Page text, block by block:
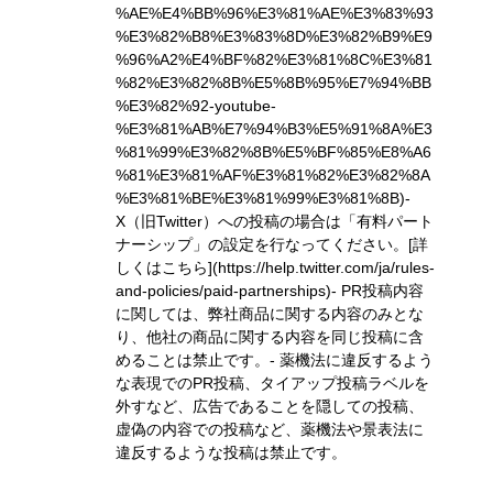
%AE%E4%BB%96%E3%81%AE%E3%83%93
%E3%82%B8%E3%83%8D%E3%82%B9%E9
%96%A2%E4%BF%82%E3%81%8C%E3%81
%82%E3%82%8B%E5%8B%95%E7%94%BB
%E3%82%92-youtube-
%E3%81%AB%E7%94%B3%E5%91%8A%E3
%81%99%E3%82%8B%E5%BF%85%E8%A6
%81%E3%81%AF%E3%81%82%E3%82%8A
%E3%81%BE%E3%81%99%E3%81%8B)-
X（旧Twitter）への投稿の場合は「有料パート
ナーシップ」の設定を行なってください。 [詳
しくはこちら](https://help.twitter.com/ja/rules-
and-policies/paid-partnerships)- PR投稿内容
に関しては、弊社商品に関する内容のみとな
り、他社の商品に関する内容を同じ投稿に含
めることは禁止です。- 薬機法に違反するよう
な表現でのPR投稿、タイアップ投稿ラベルを
外すなど、広告であることを隠しての投稿、
虚偽の内容での投稿など、薬機法や景表法に
違反するような投稿は禁止です。